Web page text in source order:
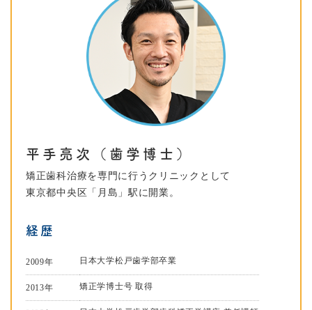
平手亮次（歯学博士）
矯正歯科治療を専門に行うクリニックとして
東京都中央区「月島」駅に開業。
経歴
2009年 日本大学松戸歯学部卒業
2013年 矯正学博士号 取得